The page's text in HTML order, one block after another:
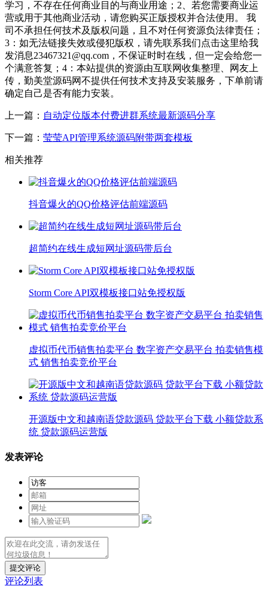
学习，不存在任何商业目的与商业用途；2、若您需要商业运
营或用于其他商业活动，请您购买正版授权并合法使用。 我
司不承担任何技术及版权问题，且不对任何资源负法律责任；
3：如无法链接失效或侵犯版权，请先联系我们点击这里给我
发消息23467321@qq.com，不保证时时在线，但一定会给您一
个满意答复；4：本站提供的资源由互联网收集整理、网友上
传，勤美堂源码网不提供任何技术支持及安装服务，下单前请
确定自己是否有能力安装。
上一篇： 自动定位版本付费进群系统最新源码分享
下一篇： 莹莹API管理系统源码附带两套模板
相关推荐
抖音爆火的QQ价格评估前端源码
超简约在线生成短网址源码带后台
Storm Core API双模板接口站免授权版
虚拟币代币销售拍卖平台 数字资产交易平台 拍卖销售模
式 销售拍卖竞价平台
开源版中文和越南语贷款源码 贷款平台下载 小额贷款系
统 贷款源码运营版
发表评论
提交评论
评论列表